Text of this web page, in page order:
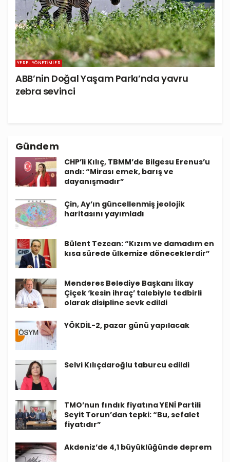
YEREL YÖNETIMLER
ABB’nin Doğal Yaşam Parkı’nda yavru
zebra sevinci
Gündem
CHP’li Kılıç, TBMM’de Bilgesu Erenus’u
andı: “Mirası emek, barış ve
dayanışmadır”
Çin, Ay’ın güncellenmiş jeolojik
haritasını yayımladı
Bülent Tezcan: “Kızım ve damadım en
kısa sürede ülkemize döneceklerdir”
Menderes Belediye Başkanı İlkay
Çiçek ‘kesin ihraç’ talebiyle tedbirli
olarak disipline sevk edildi
YÖKDİL-2, pazar günü yapılacak
Selvi Kılıçdaroğlu taburcu edildi
TMO’nun fındık fiyatına YENİ Partili
Seyit Torun’dan tepki: “Bu, sefalet
fiyatıdır”
Akdeniz’de 4,1 büyüklüğünde deprem